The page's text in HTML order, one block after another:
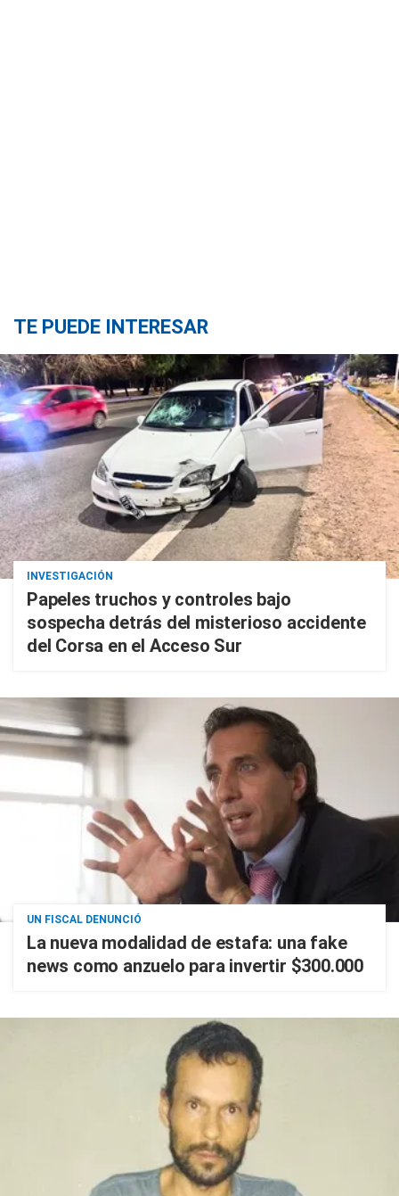
TE PUEDE INTERESAR
INVESTIGACIÓN
Papeles truchos y controles bajo
sospecha detrás del misterioso accidente
del Corsa en el Acceso Sur
UN FISCAL DENUNCIÓ
La nueva modalidad de estafa: una fake
news como anzuelo para invertir $300.000